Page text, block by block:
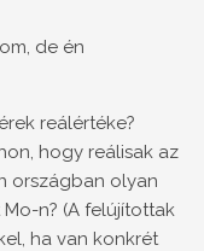
de én
reálértéke?
hogy reálisak az
országban olyan
n? (A felújítottak
ha van konkrét